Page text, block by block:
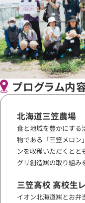
プログラム内
北海道三笠農場
食と地域を豊かにする
物である「三笠メロン
ンを収穫いただくとと
グリ創造㈱の取り組み
三笠高校 高校生レ
イオン北海道㈱とお弁